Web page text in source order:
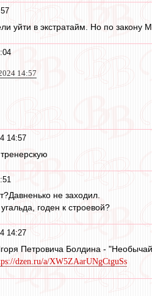
уйти в экстратайм. Но по закону
14:57
14:57
не заходил.
годен к строевой?
14:27
Петровича Болдина -
dzen.ru/a/XW5ZAarUNgCtguSs